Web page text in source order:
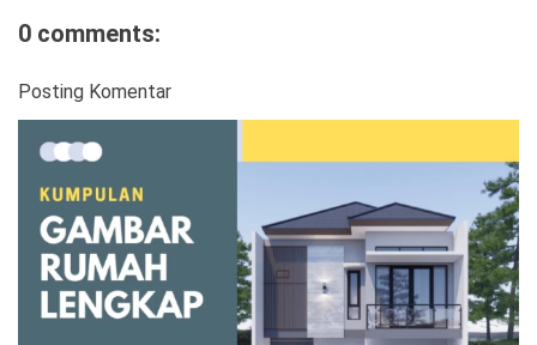
0 comments:
Posting Komentar